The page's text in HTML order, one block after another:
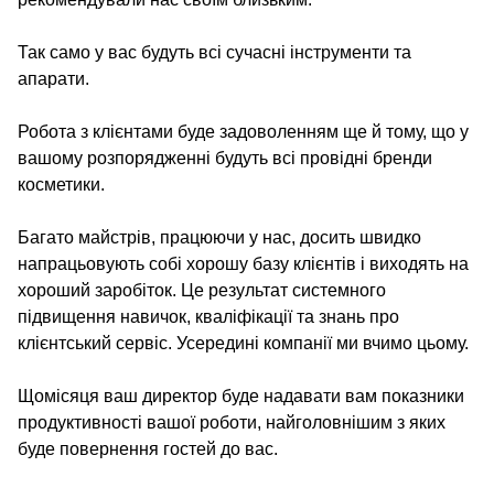
Так само у вас будуть всі сучасні інструменти та
апарати.
Робота з клієнтами буде задоволенням ще й тому, що у
вашому розпорядженні будуть всі провідні бренди
косметики.
Багато майстрів, працюючи у нас, досить швидко
напрацьовують собі хорошу базу клієнтів і виходять на
хороший заробіток. Це результат системного
підвищення навичок, кваліфікації та знань про
клієнтський сервіс. Усередині компанії ми вчимо цьому.
Щомісяця ваш директор буде надавати вам показники
продуктивності вашої роботи, найголовнішим з яких
буде повернення гостей до вас.